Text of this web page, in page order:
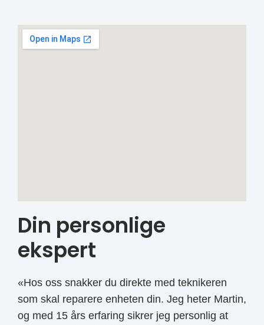
Din personlige
ekspert
«Hos oss snakker du direkte med teknikeren
som skal reparere enheten din. Jeg heter Martin,
og med 15 års erfaring sikrer jeg personlig at